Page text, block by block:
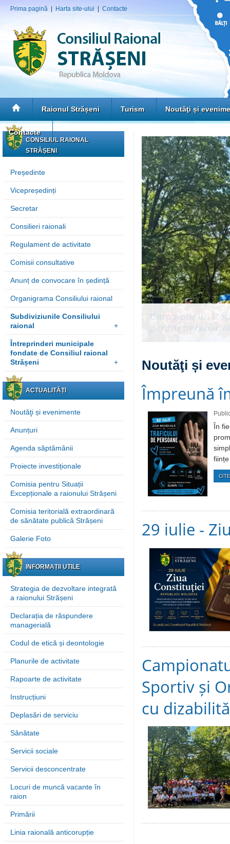
Prima pagină Harta site-ului Contacte
Raionul Strășeni Turism Noutăţi și
Contacte
CONSILIUL RAIONAL
STRĂȘENI
Președinte
Vicepreședinți
Secretar
Consilieri raionali
Regulament de activitate
Comisii consultative
Anunț de convocare în ședință
Organigrama Consiliului raional
Subdiviziunile Consiliului
raional
+
Întreprinderi municipale
fondate de Consiliul raional
Strășeni
+
ACTUALITĂȚI
Noutăţi și evenimente
Anunțuri
Agenda săptămânii
Proiecte investiționale
Comisia pentru Situații
Excepționale a raionului Strășeni
Comisia teritorială extraordinară
de sănătate publică Strășeni
Galerie Foto
INFORMAȚII UTILE
Strategia de dezvoltare integrată
a raionului Strășeni
Declarația de răspundere
managerială
Codul de etică și deontologie
Planurile de activitate
Rapoarte de activitate
Instrucțiuni
Deplasări de serviciu
Sănătate
Servicii sociale
Servicii desconcentrate
Locuri de muncă vacante în
raion
Primării
Linia raională anticorupție
Festivalul
jubiliară a XL-a
Noutăţi și
Împreună
În
29 iulie -
Sportiv și
cu